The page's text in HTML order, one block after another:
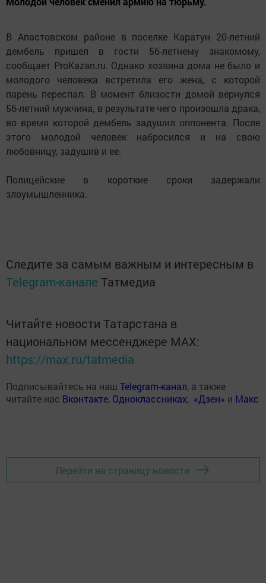
В Апастовском районе в поселке Каратун 20-летний
дембель пришел в гости 56-летнему знакомому,
сообщает ProKazan.ru. Однако хозяина дома не было и
молодого человека встретила его жена, с которой
парень переспал. В момент близости домой вернулся
56-летний мужчина, в результате чего произошла драка,
во время которой дембель задушил оппонента. После
этого молодой человек набросился и на свою
любовницу, задушив и ее.
Полицейские в короткие сроки задержали
злоумышленника.
Следите за самым важным и интересным в
Telegram-канале Татмедиа
Читайте новости Татарстана в
национальном мессенджере MАХ:
https://max.ru/tatmedia
Подписывайтесь на наш Telegram-канал, а также
читайте нас Вконтакте, Одноклассниках, «Дзен» и Макс
Перейти на страницу новости